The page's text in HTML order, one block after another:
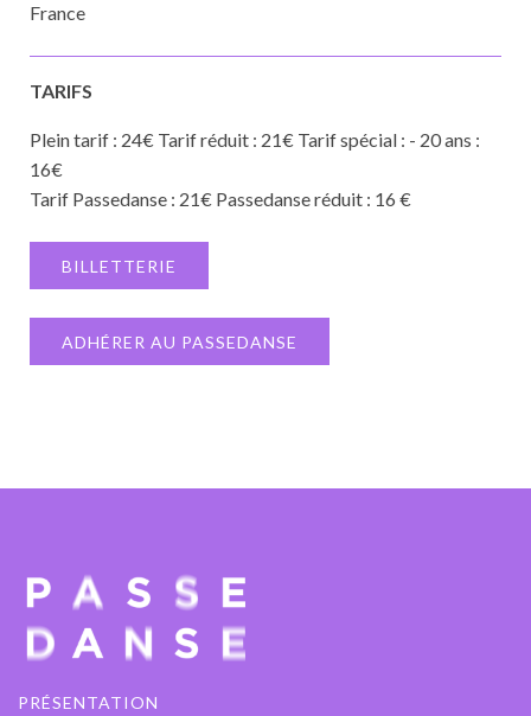
France
TARIFS
Plein tarif : 24€ Tarif réduit : 21€ Tarif spécial : - 20 ans :
16€
Tarif Passedanse : 21€ Passedanse réduit : 16 €
BILLETTERIE
ADHÉRER AU PASSEDANSE
PRÉSENTATION